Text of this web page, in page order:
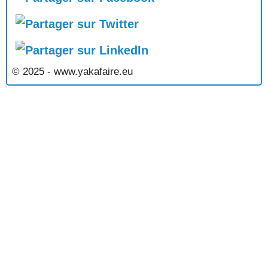
© 2025 - www.yakafaire.eu